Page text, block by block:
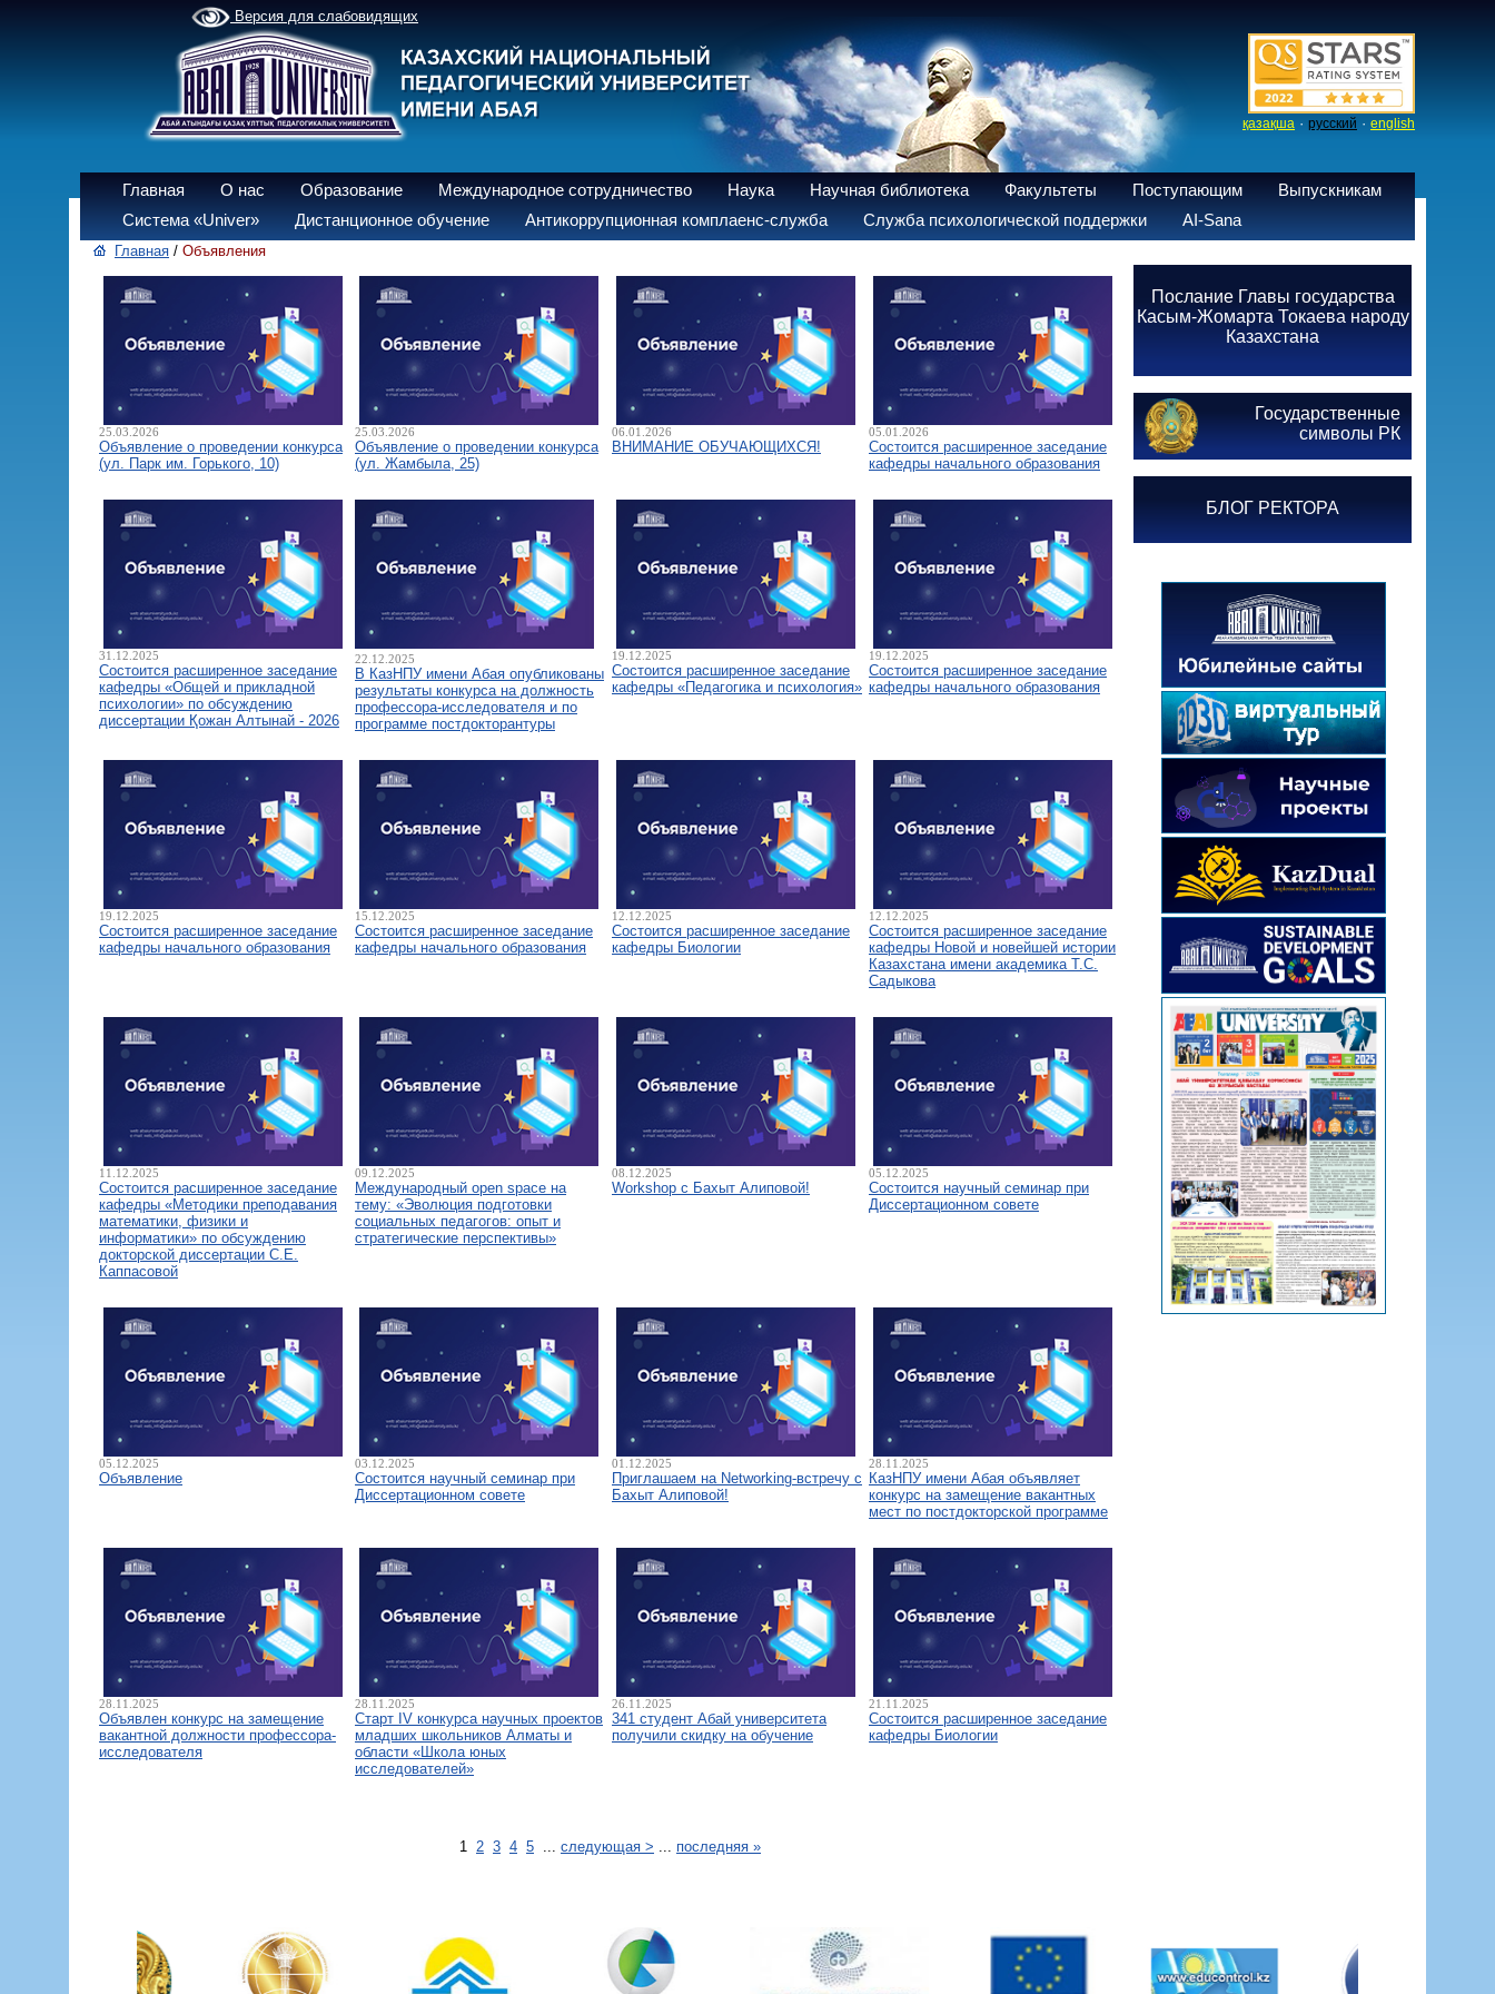
Версия для слабовидящих
қазақша · русский · english
Главная О нас Образование Международное сотрудничество Наука Научная библиотека Факультеты Поступающим
Выпускникам
Система «Univer»
Дистанционное обучение Антикоррупционная комплаенс-служба Служба психологической поддержки AI-Sana
Главная / Объявления
25.03.2026
Объявление о проведении конкурса
(ул. Парк им. Горького, 10)
25.03.2026
Объявление о проведении конкурса
(ул. Жамбыла, 25)
06.01.2026
ВНИМАНИЕ ОБУЧАЮЩИХСЯ!
05.01.2026
Состоится расширенное заседание
кафедры начального образования
31.12.2025
Состоится расширенное заседание
кафедры «Общей и прикладной
психологии» по обсуждению
диссертации Қожан Алтынай - 2026
22.12.2025
В КазНПУ имени Абая опубликованы
результаты конкурса на должность
профессора-исследователя и по
программе постдокторантуры
19.12.2025
Состоится расширенное заседание
кафедры «Педагогика и психология»
19.12.2025
Состоится расширенное заседание
кафедры начального образования
19.12.2025
Состоится расширенное заседание
кафедры начального образования
15.12.2025
Состоится расширенное заседание
кафедры начального образования
12.12.2025
Состоится расширенное заседание
кафедры Биологии
12.12.2025
Состоится расширенное заседание
кафедры Новой и новейшей истории
Казахстана имени академика Т.С.
Садыкова
11.12.2025
Состоится расширенное заседание
кафедры «Методики преподавания
математики, физики и
информатики» по обсуждению
докторской диссертации С.Е.
Каппасовой
09.12.2025
Международный open space на
тему: «Эволюция подготовки
социальных педагогов: опыт и
стратегические перспективы»
08.12.2025
Workshop с Бахыт Алиповой!
05.12.2025
Состоится научный семинар при
Диссертационном совете
05.12.2025
Объявление
03.12.2025
Состоится научный семинар при
Диссертационном совете
01.12.2025
Приглашаем на Networking-встречу с
Бахыт Алиповой!
28.11.2025
КазНПУ имени Абая объявляет
конкурс на замещение вакантных
мест по постдокторской программе
28.11.2025
Объявлен конкурс на замещение
вакантной должности профессора-
исследователя
28.11.2025
Старт IV конкурса научных проектов
младших школьников Алматы и
области «Школа юных
исследователей»
26.11.2025
341 студент Абай университета
получили скидку на обучение
21.11.2025
Состоится расширенное заседание
кафедры Биологии
1 2 3 4 5 ... следующая > ... последняя »
Послание Главы государства
Касым-Жомарта Токаева народу
Казахстана
Государственные
символы РК
БЛОГ РЕКТОРА